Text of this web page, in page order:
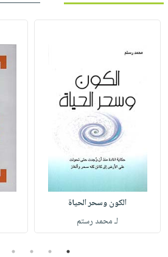
الكون وسحر الحياة
لـ محمد رستم
1
2
3
4